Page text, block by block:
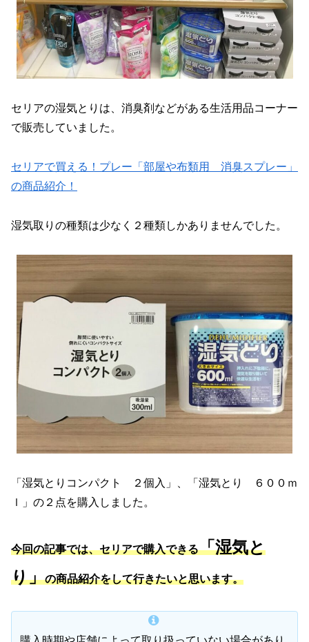
セリアの湿気とりは、消臭剤などがある生活用品コーナー
で販売していました。
セリアで買える！プレー「部屋や布類用 消臭スプレー」
の商品紹介！
湿気取りの種類は少なく２種類しかありませんでした。
「湿気とりコンパクト ２個入」、「湿気とり ６００ｍ
ｌ」の２点を購入しました。
今回の記事では、セリアで購入できる「湿気と
り」の商品紹介をして行きたいと思います。